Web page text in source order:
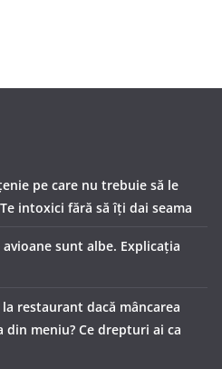
pe care nu trebuie să le
intoxici fără să îţi dai seama
sunt albe. Explicația
restaurant dacă mâncarea
meniu? Ce drepturi ai ca